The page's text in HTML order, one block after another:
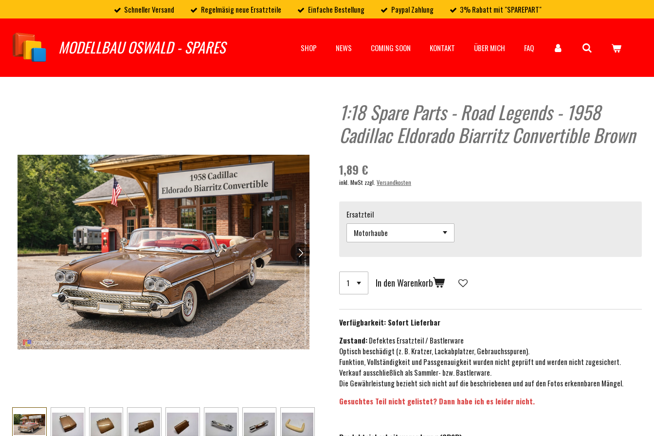
Hauptinhalt
springen
Schneller Versand Regelmäsig neue Ersatzteile Einfache Bestellung Paypal Zahlung 3% Rabatt mit "SPAREPART"
MODELLBAU OSWALD - SPARES SHOP NEWS COMING SOON KONTAKT ÜBER MICH FAQ
1:18 Spare Parts - Road Legends - 1958
Cadillac Eldorado Biarritz Convertible Brown
1,89 €
inkl. MwSt zzgl. Versandkosten
Ersatzteil
In den Warenkorb
Verfügbarkeit: Sofort Lieferbar
Zustand:Defektes Ersatzteil / Bastlerware
Optisch beschädigt (z. B. Kratzer, Lackabplatzer, Gebrauchsspuren).
Funktion, Vollständigkeit und Passgenauigkeit wurden nicht geprüft und werden nicht zugesichert.
Verkauf ausschließlich als Sammler- bzw. Bastlerware.
Die Gewährleistung bezieht sich nicht auf die beschriebenen und auf den Fotos erkennbaren Mängel.
Gesuchtes Teil nicht gelistet? Dann habe ich es leider nicht.